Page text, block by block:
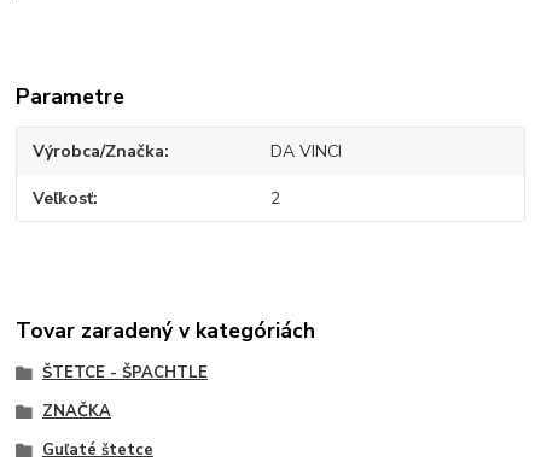
Parametre
Výrobca/Značka DA VINCI
Veľkosť 2
Tovar zaradený v kategóriách
ŠTETCE - ŠPACHTLE
ZNAČKA
Guľaté štetce